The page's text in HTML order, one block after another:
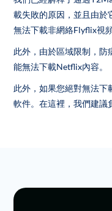
載失敗的原因，並且由於
無法下載非網絡Flyflix視頻
此外，由於區域限制，
能無法下載Netflix內容。
此外，如果您絕對無法
軟件。在這裡，我們建議